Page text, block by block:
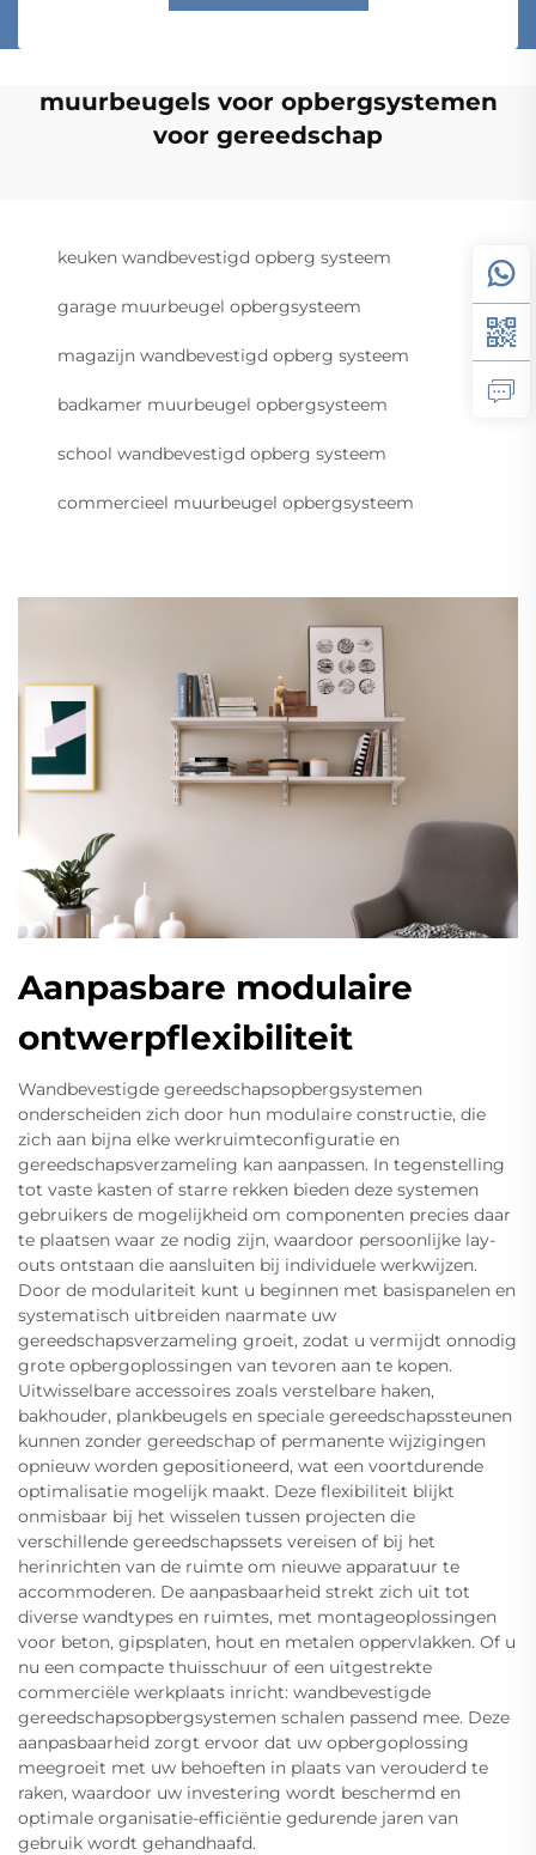
muurbeugels voor opbergsystemen
voor gereedschap
keuken wandbevestigd opberg systeem
garage muurbeugel opbergsysteem
magazijn wandbevestigd opberg systeem
badkamer muurbeugel opbergsysteem
school wandbevestigd opberg systeem
commercieel muurbeugel opbergsysteem
Aanpasbare modulaire
ontwerpflexibiliteit
Wandbevestigde gereedschapsopbergsystemen
onderscheiden zich door hun modulaire constructie, die
zich aan bijna elke werkruimteconfiguratie en
gereedschapsverzameling kan aanpassen. In tegenstelling
tot vaste kasten of starre rekken bieden deze systemen
gebruikers de mogelijkheid om componenten precies daar
te plaatsen waar ze nodig zijn, waardoor persoonlijke lay-
outs ontstaan die aansluiten bij individuele werkwijzen.
Door de modulariteit kunt u beginnen met basispanelen en
systematisch uitbreiden naarmate uw
gereedschapsverzameling groeit, zodat u vermijdt onnodig
grote opbergoplossingen van tevoren aan te kopen.
Uitwisselbare accessoires zoals verstelbare haken,
bakhouder, plankbeugels en speciale gereedschapssteunen
kunnen zonder gereedschap of permanente wijzigingen
opnieuw worden gepositioneerd, wat een voortdurende
optimalisatie mogelijk maakt. Deze flexibiliteit blijkt
onmisbaar bij het wisselen tussen projecten die
verschillende gereedschapssets vereisen of bij het
herinrichten van de ruimte om nieuwe apparatuur te
accommoderen. De aanpasbaarheid strekt zich uit tot
diverse wandtypes en ruimtes, met montageoplossingen
voor beton, gipsplaten, hout en metalen oppervlakken. Of u
nu een compacte thuisschuur of een uitgestrekte
commerciële werkplaats inricht: wandbevestigde
gereedschapsopbergsystemen schalen passend mee. Deze
aanpasbaarheid zorgt ervoor dat uw opbergoplossing
meegroeit met uw behoeften in plaats van verouderd te
raken, waardoor uw investering wordt beschermd en
optimale organisatie-efficiëntie gedurende jaren van
gebruik wordt gehandhaafd.